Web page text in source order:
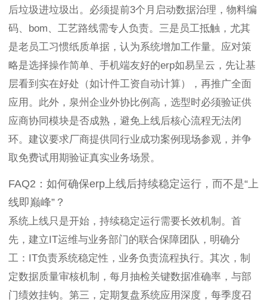
后垃圾进垃圾出。必须提前3个月启动数据治理，物料编
码、bom、工艺路线需专人负责。三是员工抵触，尤其
是老员工习惯纸质单据，认为系统增加工作量。应对策
略是选择操作简单、手机端友好的erp如易呈云，先让基
层看到实在好处（如计件工资自动计算），再推广全面
应用。此外，泉州企业外协比例高，选型时必须验证供
应商协同模块是否成熟，避免上线后核心流程无法闭
环。建议要求厂商提供同行业成功案例现场参观，并争
取免费试用期验证真实业务场景。
FAQ2：如何确保erp上线后持续稳定运行，而不是“上
线即巅峰”？
系统上线只是开始，持续稳定运行需要长效机制。首
先，建立IT运维与业务部门的联合保障团队，明确分
工：IT负责系统稳定性，业务负责流程执行。其次，制
定数据质量审核机制，每月抽检关键数据准确率，与部
门绩效挂钩。第三，定期复盘系统应用深度，每季度召